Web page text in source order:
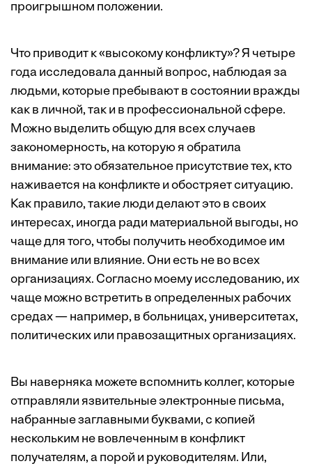
проигрышном положении.
Что приводит к «высокому конфликту»? Я четыре
года исследовала данный вопрос, наблюдая за
людьми, которые пребывают в состоянии вражды
как в личной, так и в профессиональной сфере.
Можно выделить общую для всех случаев
закономерность, на которую я обратила
внимание: это обязательное присутствие тех, кто
наживается на конфликте и обостряет ситуацию.
Как правило, такие люди делают это в своих
интересах, иногда ради материальной выгоды, но
чаще для того, чтобы получить необходимое им
внимание или влияние. Они есть не во всех
организациях. Согласно моему исследованию, их
чаще можно встретить в определенных рабочих
средах — например, в больницах, университетах,
политических или правозащитных организациях.
Вы наверняка можете вспомнить коллег, которые
отправляли язвительные электронные письма,
набранные заглавными буквами, с копией
нескольким не вовлеченным в конфликт
получателям, а порой и руководителям. Или,